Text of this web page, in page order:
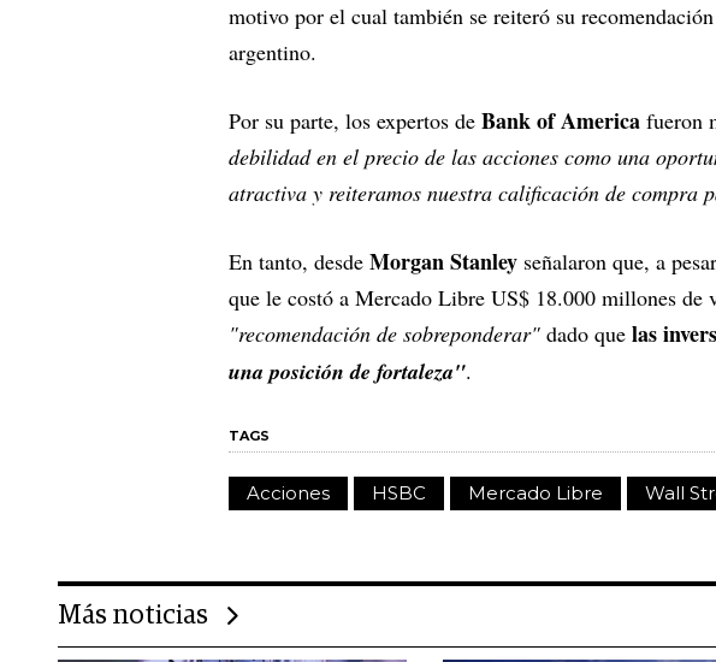
motivo por el cual también se reiteró su
argentino.
Por su parte, los expertos de Bank of America fueron
debilidad en el precio de las acciones como una
atractiva y reiteramos nuestra calificación de compra
En tanto, desde Morgan Stanley señalaron que, a
que le costó a Mercado Libre US$ 18.000 millones de
"recomendación de sobreponderar" dado que las
una posición de fortaleza".
TAGS
Acciones HSBC Mercado Libre Wall
Más noticias